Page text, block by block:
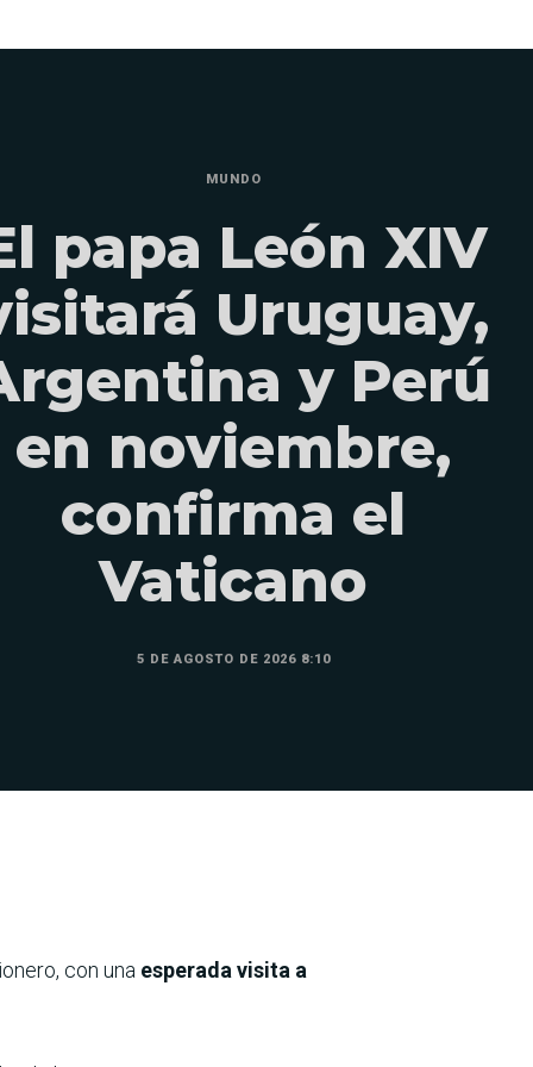
MUNDO
papa León XIV
Uruguay,
y Perú
en noviembre,
confirma el
Vaticano
5 DE AGOSTO DE 2026 8:10
con una esperada visita a